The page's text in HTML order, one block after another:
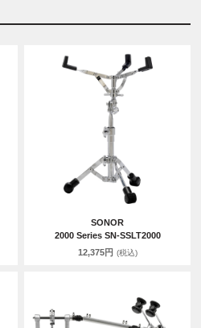
SONOR
2000 Series SN-SSLT2000
12,375円 (税込)